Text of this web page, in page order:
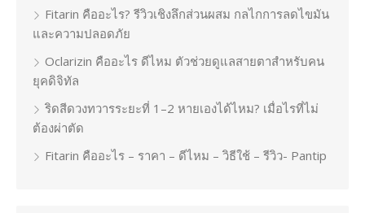
Fitarin คืออะไร? รีวิวเชิงลึกส่วนผสม กลไกการลดไขมัน
และความปลอดภัย
Oclarizin คืออะไร ดีไหม ตัวช่วยดูแลสายตาสำหรับคน
ยุคดิจิทัล
ริดสีดวงทวารระยะที่ 1–2 หายเองได้ไหม? เมื่อไรที่ไม่
ต้องผ่าตัด
Fitarin คืออะไร – ราคา – ดีไหม – วิธีใช้ – รีวิว- Pantip